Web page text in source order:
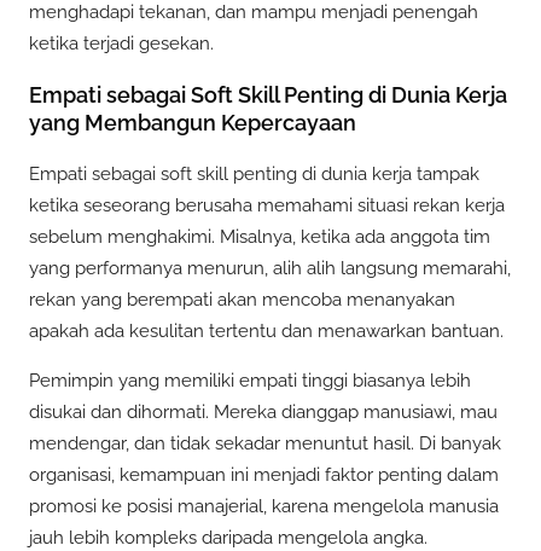
menghadapi tekanan, dan mampu menjadi penengah
ketika terjadi gesekan.
Empati sebagai Soft Skill Penting di Dunia Kerja
yang Membangun Kepercayaan
Empati sebagai soft skill penting di dunia kerja tampak
ketika seseorang berusaha memahami situasi rekan kerja
sebelum menghakimi. Misalnya, ketika ada anggota tim
yang performanya menurun, alih alih langsung memarahi,
rekan yang berempati akan mencoba menanyakan
apakah ada kesulitan tertentu dan menawarkan bantuan.
Pemimpin yang memiliki empati tinggi biasanya lebih
disukai dan dihormati. Mereka dianggap manusiawi, mau
mendengar, dan tidak sekadar menuntut hasil. Di banyak
organisasi, kemampuan ini menjadi faktor penting dalam
promosi ke posisi manajerial, karena mengelola manusia
jauh lebih kompleks daripada mengelola angka.